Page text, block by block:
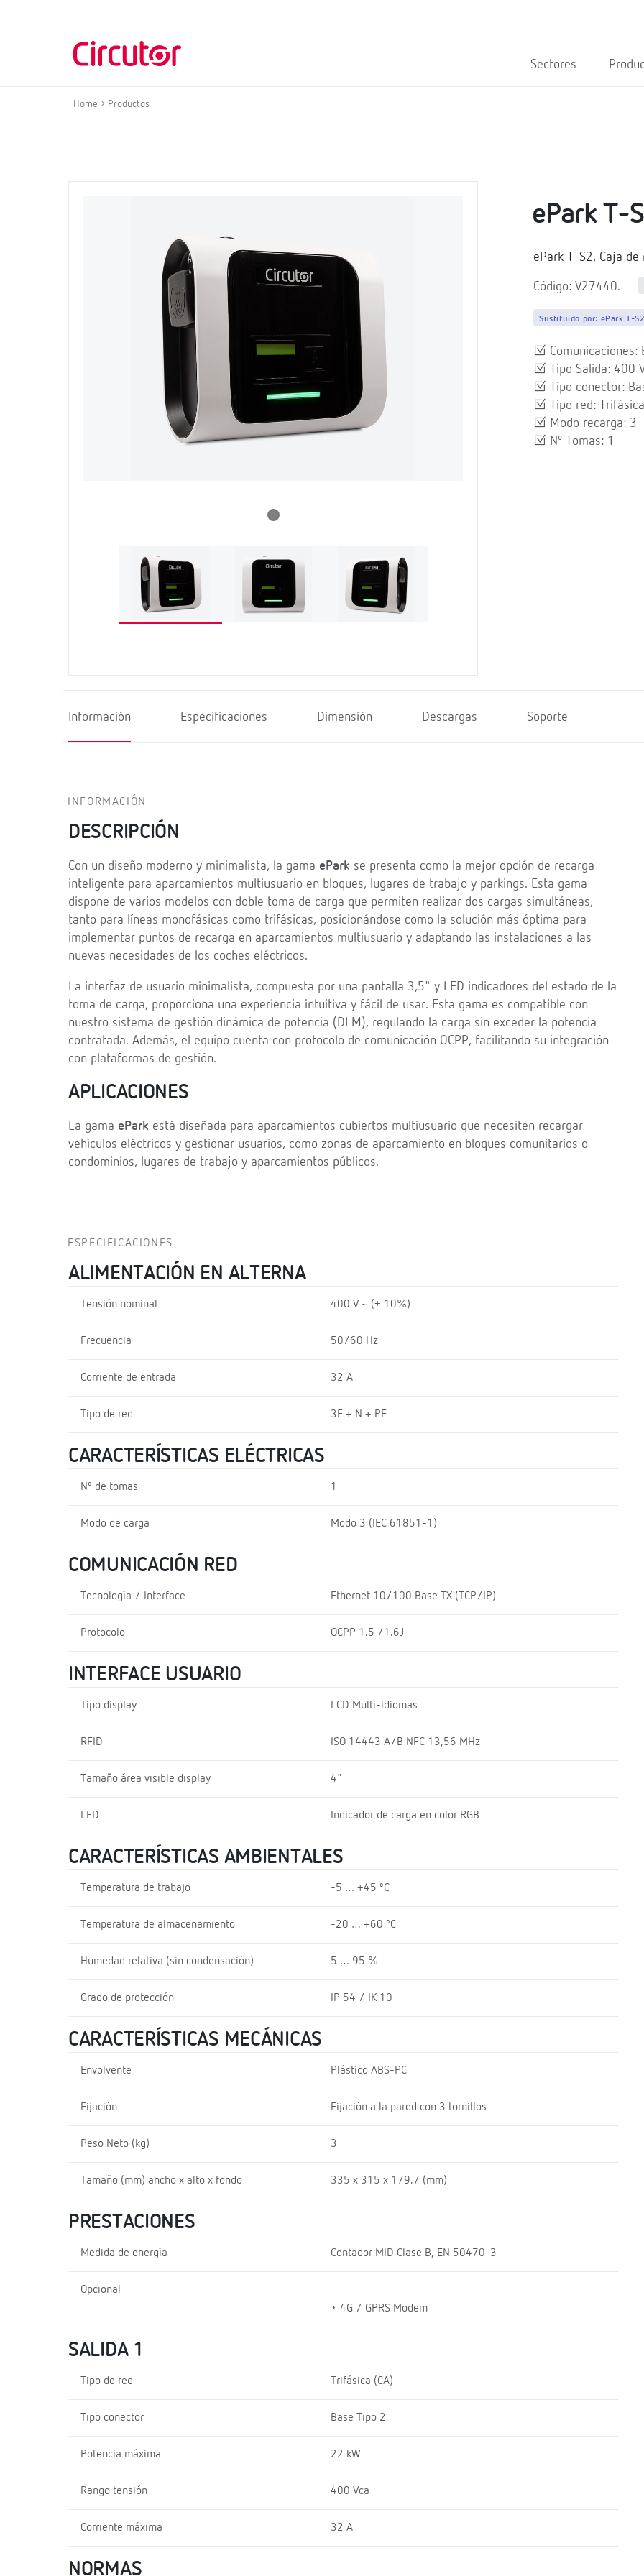
Sectores
Home Productos
ePark T-
ePark T-S2, Caja de
Código: V27440.
Sustituido por: ePark T-
Comunicaciones:
Tipo Salida: 400
Tipo conector:
Tipo red: Trifásica
Modo recarga: 3
Nº Tomas: 1
Información Especificaciones Dimensión Descargas Soporte
INFORMACIÓN
DESCRIPCIÓN
Con un diseño moderno y minimalista, la gama ePark se presenta como la mejor opción de recarga
inteligente para aparcamientos multiusuario en bloques, lugares de trabajo y parkings. Esta gama
dispone de varios modelos con doble toma de carga que permiten realizar dos cargas simultáneas,
tanto para líneas monofásicas como trifásicas, posicionándose como la solución más óptima para
implementar puntos de recarga en aparcamientos multiusuario y adaptando las instalaciones a las
nuevas necesidades de los coches eléctricos.
La interfaz de usuario minimalista, compuesta por una pantalla 3,5" y LED indicadores del estado de la
toma de carga, proporciona una experiencia intuitiva y fácil de usar. Esta gama es compatible con
nuestro sistema de gestión dinámica de potencia (DLM), regulando la carga sin exceder la potencia
contratada. Además, el equipo cuenta con protocolo de comunicación OCPP, facilitando su integración
con plataformas de gestión.
APLICACIONES
La gama ePark está diseñada para aparcamientos cubiertos multiusuario que necesiten recargar
vehículos eléctricos y gestionar usuarios, como zonas de aparcamiento en bloques comunitarios o
condominios, lugares de trabajo y aparcamientos públicos.
ESPECIFICACIONES
ALIMENTACIÓN EN ALTERNA
Tensión nominal 400 V ~ (± 10%)
Frecuencia 50/60 Hz
Corriente de entrada 32 A
Tipo de red 3F + N + PE
CARACTERÍSTICAS ELÉCTRICAS
Nº de tomas 1
Modo de carga Modo 3 (IEC 61851-1)
COMUNICACIÓN RED
Tecnología / Interface Ethernet 10/100 Base TX (TCP/IP)
Protocolo OCPP 1.5 /1.6J
INTERFACE USUARIO
Tipo display LCD Multi-idiomas
RFID ISO 14443 A/B NFC 13,56 MHz
Tamaño área visible display 4"
LED Indicador de carga en color RGB
CARACTERÍSTICAS AMBIENTALES
Temperatura de trabajo -5 … +45 ºC
Temperatura de almacenamiento -20 … +60 ºC
Humedad relativa (sin condensación) 5 … 95 %
Grado de protección IP 54 / IK 10
CARACTERÍSTICAS MECÁNICAS
Envolvente Plástico ABS-PC
Fijación Fijación a la pared con 3 tornillos
Peso Neto (kg) 3
Tamaño (mm) ancho x alto x fondo 335 x 315 x 179.7 (mm)
PRESTACIONES
Medida de energía Contador MID Clase B, EN 50470-3
Opcional
• 4G / GPRS Modem
SALIDA 1
Tipo de red Trifásica (CA)
Tipo conector Base Tipo 2
Potencia máxima 22 kW
Rango tensión 400 Vca
Corriente máxima 32 A
NORMAS